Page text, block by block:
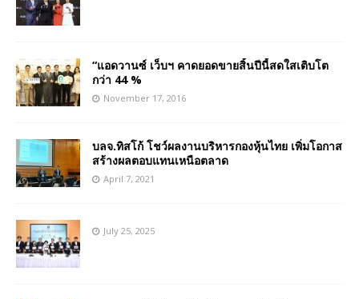
“แอดวานซ์ เว็บฯ คาดยอดขายสิ้นปีนี้สดใสเติบโต
กว่า 44 %
November 17, 2016
บลจ.ทิสโก้ โชว์ผลงานบริหารกองหุ้นไทย เพิ่มโอกาส
สร้างผลตอบแทนเหนือตลาด
April 7, 2021
July 25, 2025